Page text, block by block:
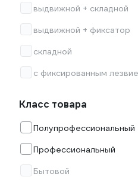
выдвижной + складной
выдвижной + фиксатор
складной
с фиксированным
Класс товара
Полупрофессиональный
Профессиональный
Бытовой